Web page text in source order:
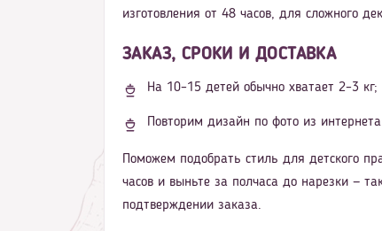
изготовления от 48 часов, для сложного
ЗАКАЗ, СРОКИ И ДОСТАВКА
На 10–15 детей обычно хватает 2–3
Повторим дизайн по фото из
Поможем подобрать стиль для детского
часов и выньте за полчаса до нарезки —
подтверждении заказа.